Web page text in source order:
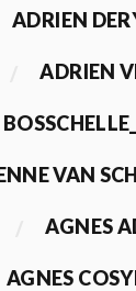
ADRIEN
ADRIEN
VAN
AGNES
AGNES